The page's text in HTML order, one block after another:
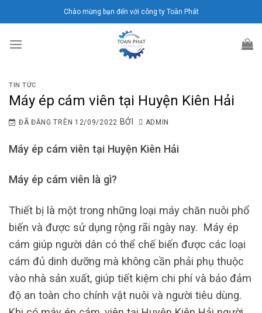
đến
dung
Chào mừng bạn đến với công ty Toàn Phát
TIN TỨC
Máy ép cám viên tại Huyện Kiên Hải
ĐÃ ĐĂNG TRÊN 12/09/2022 BỞI ADMIN
Máy ép cám viên tại Huyện Kiên Hải
Máy ép cám viên là gì?
Thiết bị là một trong những loại máy chăn nuôi phổ
biến và được sử dụng rộng rãi ngày nay. Máy ép
cám giúp người dân có thể chế biến được các loại
cám đủ dinh dưỡng mà không cần phải phụ thuộc
vào nhà sản xuất, giúp tiết kiệm chi phí và bảo đảm
độ an toàn cho chính vật nuôi và người tiêu dùng.